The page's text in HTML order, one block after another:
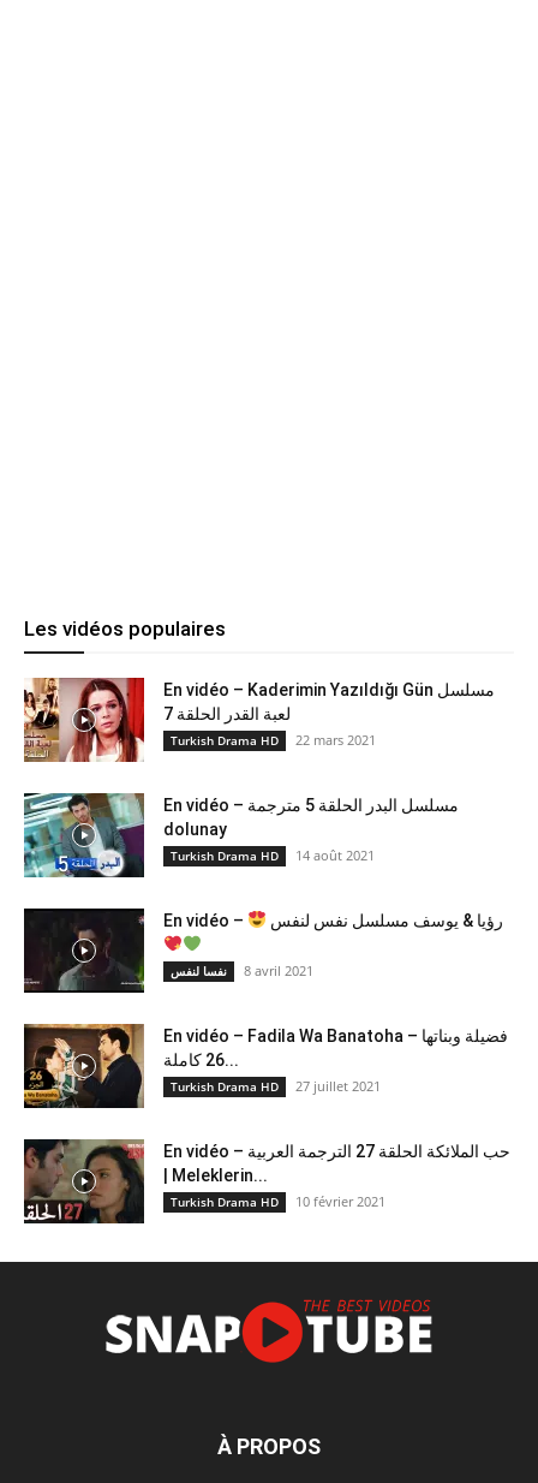
Les vidéos populaires
En vidéo – Kaderimin Yazıldığı Gün مسلسل
لعبة القدر الحلقة 7
Turkish Drama HD 22 mars 2021
En vidéo – مسلسل البدر الحلقة 5 مترجمة
dolunay
Turkish Drama HD 14 août 2021
En vidéo – رؤيا & يوسف مسلسل نفس لنفس
نفسا لنفس 8 avril 2021
En vidéo – Fadila Wa Banatoha – فضيلة وبناتها
26 كاملة...
Turkish Drama HD 27 juillet 2021
En vidéo – حب الملائكة الحلقة 27 الترجمة العربية
| Meleklerin...
Turkish Drama HD 10 février 2021
À PROPOS